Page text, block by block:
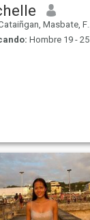
Masbate, Filipinas
Hombre 19 - 25